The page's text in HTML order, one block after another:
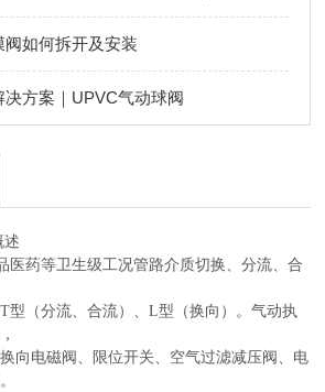
阀如何拆开及安装
决方案｜UPVC气动球阀
述
医药等卫生级工况管路介质切换、分流、合
型（分流、合流）、L型（换向）。气动执
向电磁阀、限位开关、空气过滤减压阀、电